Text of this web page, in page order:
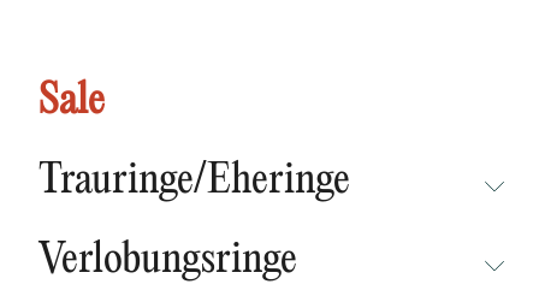
Sale
Trauringe/Eheringe
NEUHEITEN
Verlobungsringe
Grown Diamanten in Birnenform